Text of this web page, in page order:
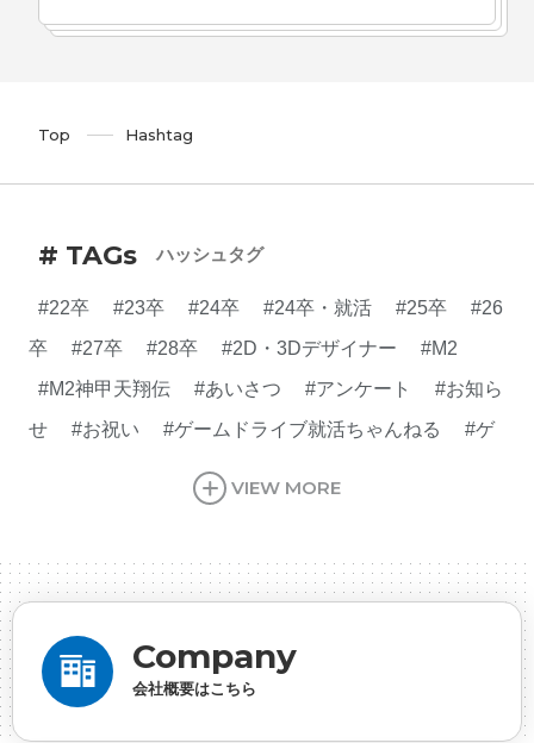
Top Hashtag
# TAGs ハッシュタグ
#22卒 #23卒 #24卒 #24卒・就活 #25卒
#26
卒
#27卒 #28卒 #2D・3Dデザイナー
#M2
#M2神甲天翔伝
#あいさつ #アンケート
#お知ら
せ
#お祝い #ゲームドライブ就活ちゃんねる
#ゲ
#ゲーム開発
#シフォンめし
デザイナー
#プランナー #プログラマー
#プログ
ラム愛
事業実績
#事業紹介 #仕事紹介
#休業日
VIEW MORE
Company
会社概要はこちら